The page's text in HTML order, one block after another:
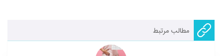
مطالب مرتبط